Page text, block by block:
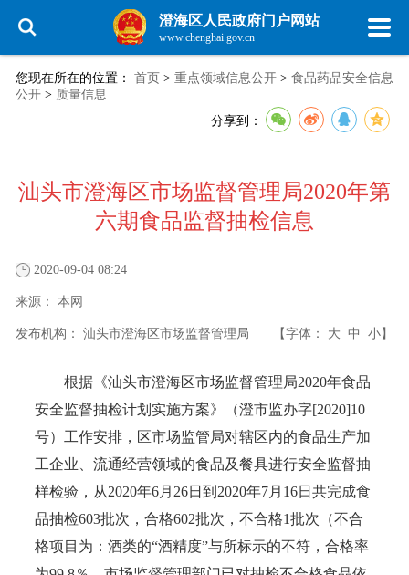
澄海区人民政府门户网站
www.chenghai.gov.cn
您现在所在的位置： 首页 > 重点领域信息公开 > 食品药品安全信息
公开 > 质量信息
分享到：
汕头市澄海区市场监督管理局2020年第
六期食品监督抽检信息
2020-09-04 08:24
来源： 本网
发布机构： 汕头市澄海区市场监督管理局 【字体： 大 中 小】
根据《汕头市澄海区市场监督管理局2020年食品
安全监督抽检计划实施方案》（澄市监办字[2020]10
号）工作安排，区市场监管局对辖区内的食品生产加
工企业、流通经营领域的食品及餐具进行安全监督抽
样检验，从2020年6月26日到2020年7月16日共完成食
品抽检603批次，合格602批次，不合格1批次（不合
格项目为：酒类的“酒精度”与所标示的不符，合格率